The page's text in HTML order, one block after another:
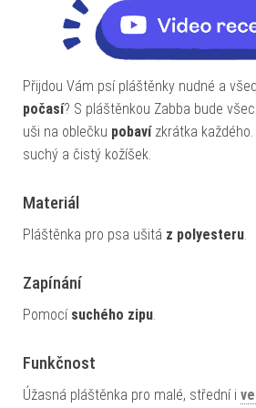
Přijdou Vám psí pláštěnky nudné a
počasí? S pláštěnkou Zabba bude
uši na oblečku pobavízkrátka každého.
suchý a čistý kožíšek.
Materiál
Pláštěnka pro psa ušitá z polyesteru.
Zapínání
Pomocí suchého zipu.
Funkčnost
Úžasná pláštěnka pro malé, střední i